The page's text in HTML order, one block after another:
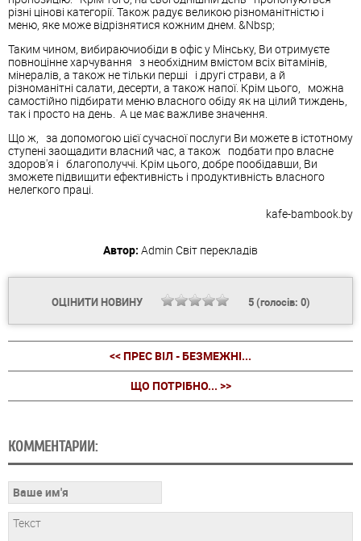
різні цінові категорії. Також радує великою різноманітністю і
меню, яке може відрізнятися кожним днем. &Nbsp;
Таким чином, вибираючиобіди в офіс у Мінську, Ви отримуєте
повноцінне харчування з необхідним вмістом всіх вітамінів,
мінералів, а також не тільки перші і другі страви, а й
різноманітні салати, десерти, а також напої. Крім цього, можна
самостійно підбирати меню власного обіду як на цілий тиждень,
так і просто на день. А це має важливе значення.
Що ж, за допомогою цієї сучасної послуги Ви можете в істотному
ступені заощадити власний час, а також подбати про власне
здоров'я і благополуччі. Крім цього, добре пообідавши, Ви
зможете підвищити ефективність і продуктивність власного
нелегкого праці.
kafe-bambook.by
Автор: Admin Світ перекладів
ОЦІНИТИ НОВИНУ 5(голосів: 0)
<< ПРЕС ВІЛ - БЕЗМЕЖНІ...
ЩО ПОТРІБНО... >>
КОММЕНТАРИИ: